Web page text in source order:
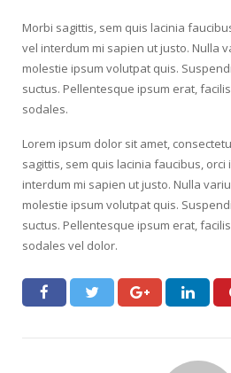
Morbi sagittis, sem quis lacinia
vel interdum mi sapien ut justo. Nulla
molestie ipsum volutpat quis.
suctus. Pellentesque ipsum erat,
sodales.
Lorem ipsum dolor sit amet,
sagittis, sem quis lacinia faucibus,
interdum mi sapien ut justo. Nulla
molestie ipsum volutpat quis.
suctus. Pellentesque ipsum erat,
sodales vel dolor.